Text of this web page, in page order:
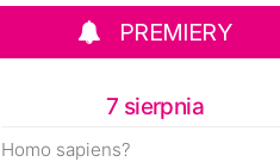
PREMIERY
7 sierpnia
Homo sapiens?